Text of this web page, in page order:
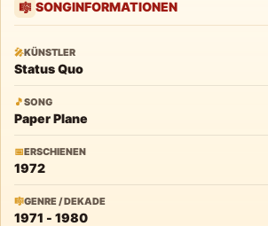
🎼 SONGINFORMATIONEN
🎤KÜNSTLER
Status Quo
🎵SONG
Paper Plane
📅ERSCHIENEN
1972
🎼GENRE / DEKADE
1971 - 1980